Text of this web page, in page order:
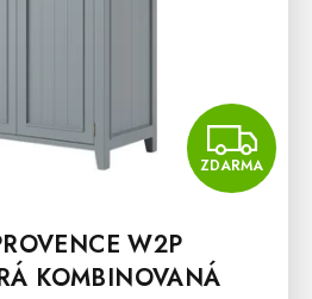
ZDARMA
W2P
KOMBINOVANÁ